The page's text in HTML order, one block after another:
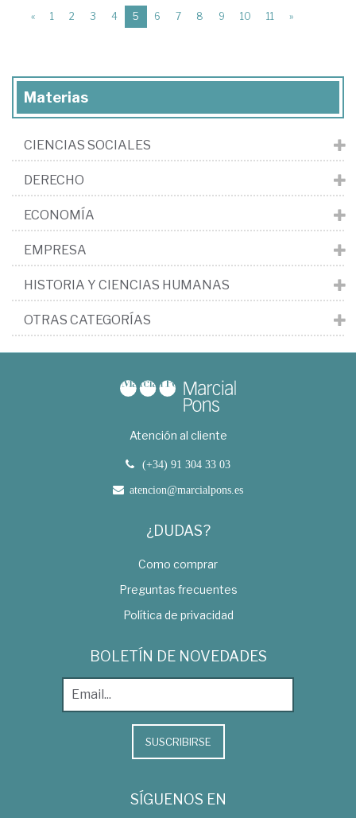
« 1 2 3 4 5 (current)
6 7 8 9 10 11 »
Materias
CIENCIAS SOCIALES
DERECHO
ECONOMÍA
EMPRESA
HISTORIA Y CIENCIAS HUMANAS
OTRAS CATEGORÍAS
Atención al cliente
(+34) 91 304 33 03
atencion@marcialpons.es
¿DUDAS?
Como comprar
Preguntas frecuentes
Política de privacidad
BOLETÍN DE NOVEDADES
SUSCRIBIRSE
SÍGUENOS EN